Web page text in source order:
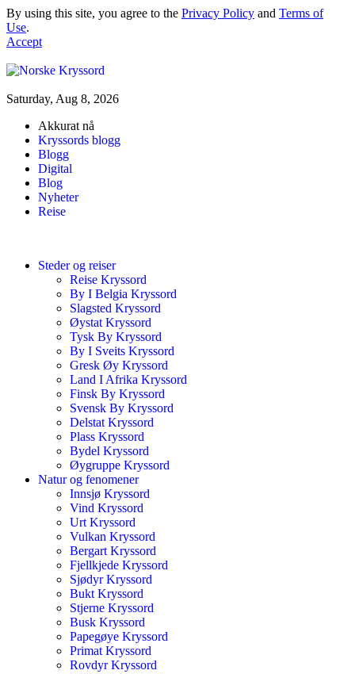
By using this site, you agree to the Privacy Policy and Terms of
Use.
Accept
Saturday, Aug 8, 2026
Akkurat nå
Kryssords blogg
Blogg
Digital
Blog
Nyheter
Reise
Steder og reiser
Reise Kryssord
By I Belgia Kryssord
Slagsted Kryssord
Øystat Kryssord
Tysk By Kryssord
By I Sveits Kryssord
Gresk Øy Kryssord
Land I Afrika Kryssord
Finsk By Kryssord
Svensk By Kryssord
Delstat Kryssord
Plass Kryssord
Bydel Kryssord
Øygruppe Kryssord
Natur og fenomener
Innsjø Kryssord
Vind Kryssord
Urt Kryssord
Vulkan Kryssord
Bergart Kryssord
Fjellkjede Kryssord
Sjødyr Kryssord
Bukt Kryssord
Stjerne Kryssord
Busk Kryssord
Papegøye Kryssord
Primat Kryssord
Rovdyr Kryssord